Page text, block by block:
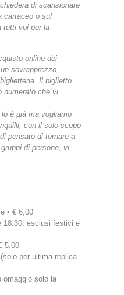
di scansionare
cartaceo o sul
tutti voi per la
online dei
sovrapprezzo
Il biglietto
numerato che vi
è già ma vogliamo
con il solo scopo
pensato di tornare a
di persone, vi
• € 6,00
18.30, esclusi festivi e
5,00
per ultima replica
omaggio solo la